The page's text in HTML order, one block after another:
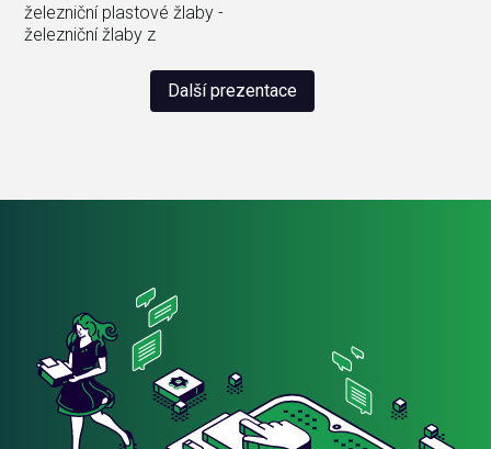
železniční plastové žlaby -
železniční žlaby z
Další prezentace